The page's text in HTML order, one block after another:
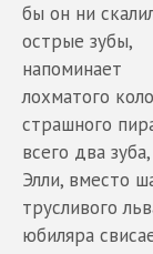
бы он ни
острые зубы,
напоминает
лохматого
страшного
всего два
Элли, вместо
трусливого
юбиляра